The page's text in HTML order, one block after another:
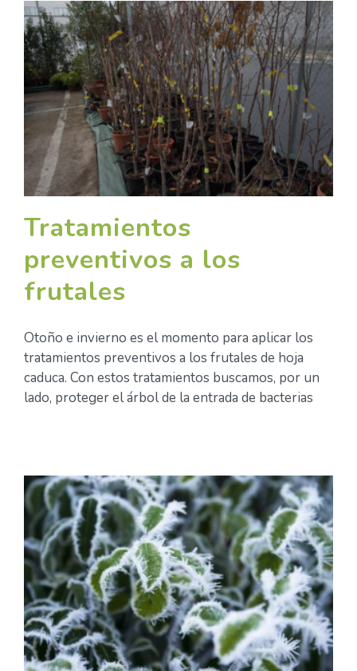
Tratamientos
preventivos a los
frutales
Otoño e invierno es el momento para aplicar los
tratamientos preventivos a los frutales de hoja
caduca. Con estos tratamientos buscamos, por un
lado, proteger el árbol de la entrada de bacterias